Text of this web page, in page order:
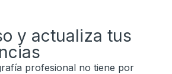
y actualiza tus
profesional no tiene por